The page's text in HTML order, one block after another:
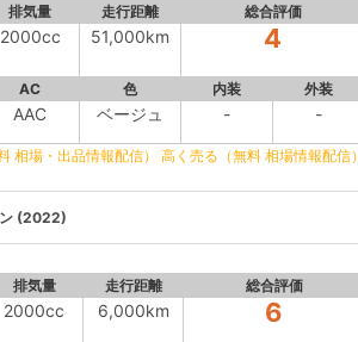
排気量 走行距離 総合評価
2000cc 51,000km 4
AC 色 内装 外装
AAC ベージュ - -
相場・出品情報配信） 高く売る（無料 相場情報配信）
(2022)
排気量 走行距離 総合評価
2000cc 6,000km 6